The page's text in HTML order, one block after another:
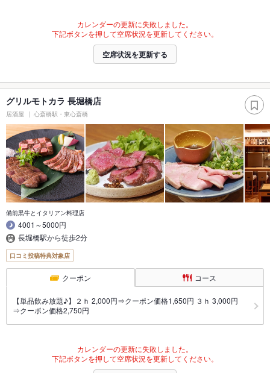
カレンダーの更新に失敗しました。
下記ボタンを押して空席状況を更新してください。
空席状況を更新する
グリルモトカラ 長堀橋店
居酒屋 心斎橋駅・東心斎橋
備前黒牛とイタリアン料理店
4001～5000円
長堀橋駅から徒歩2分
口コミ投稿特典対象店
クーポン コース
【単品飲み放題♪】２ｈ 2,000円⇒クーポン価格1,650円 ３ｈ 3,000円
⇒クーポン価格2,750円
カレンダーの更新に失敗しました。
下記ボタンを押して空席状況を更新してください。